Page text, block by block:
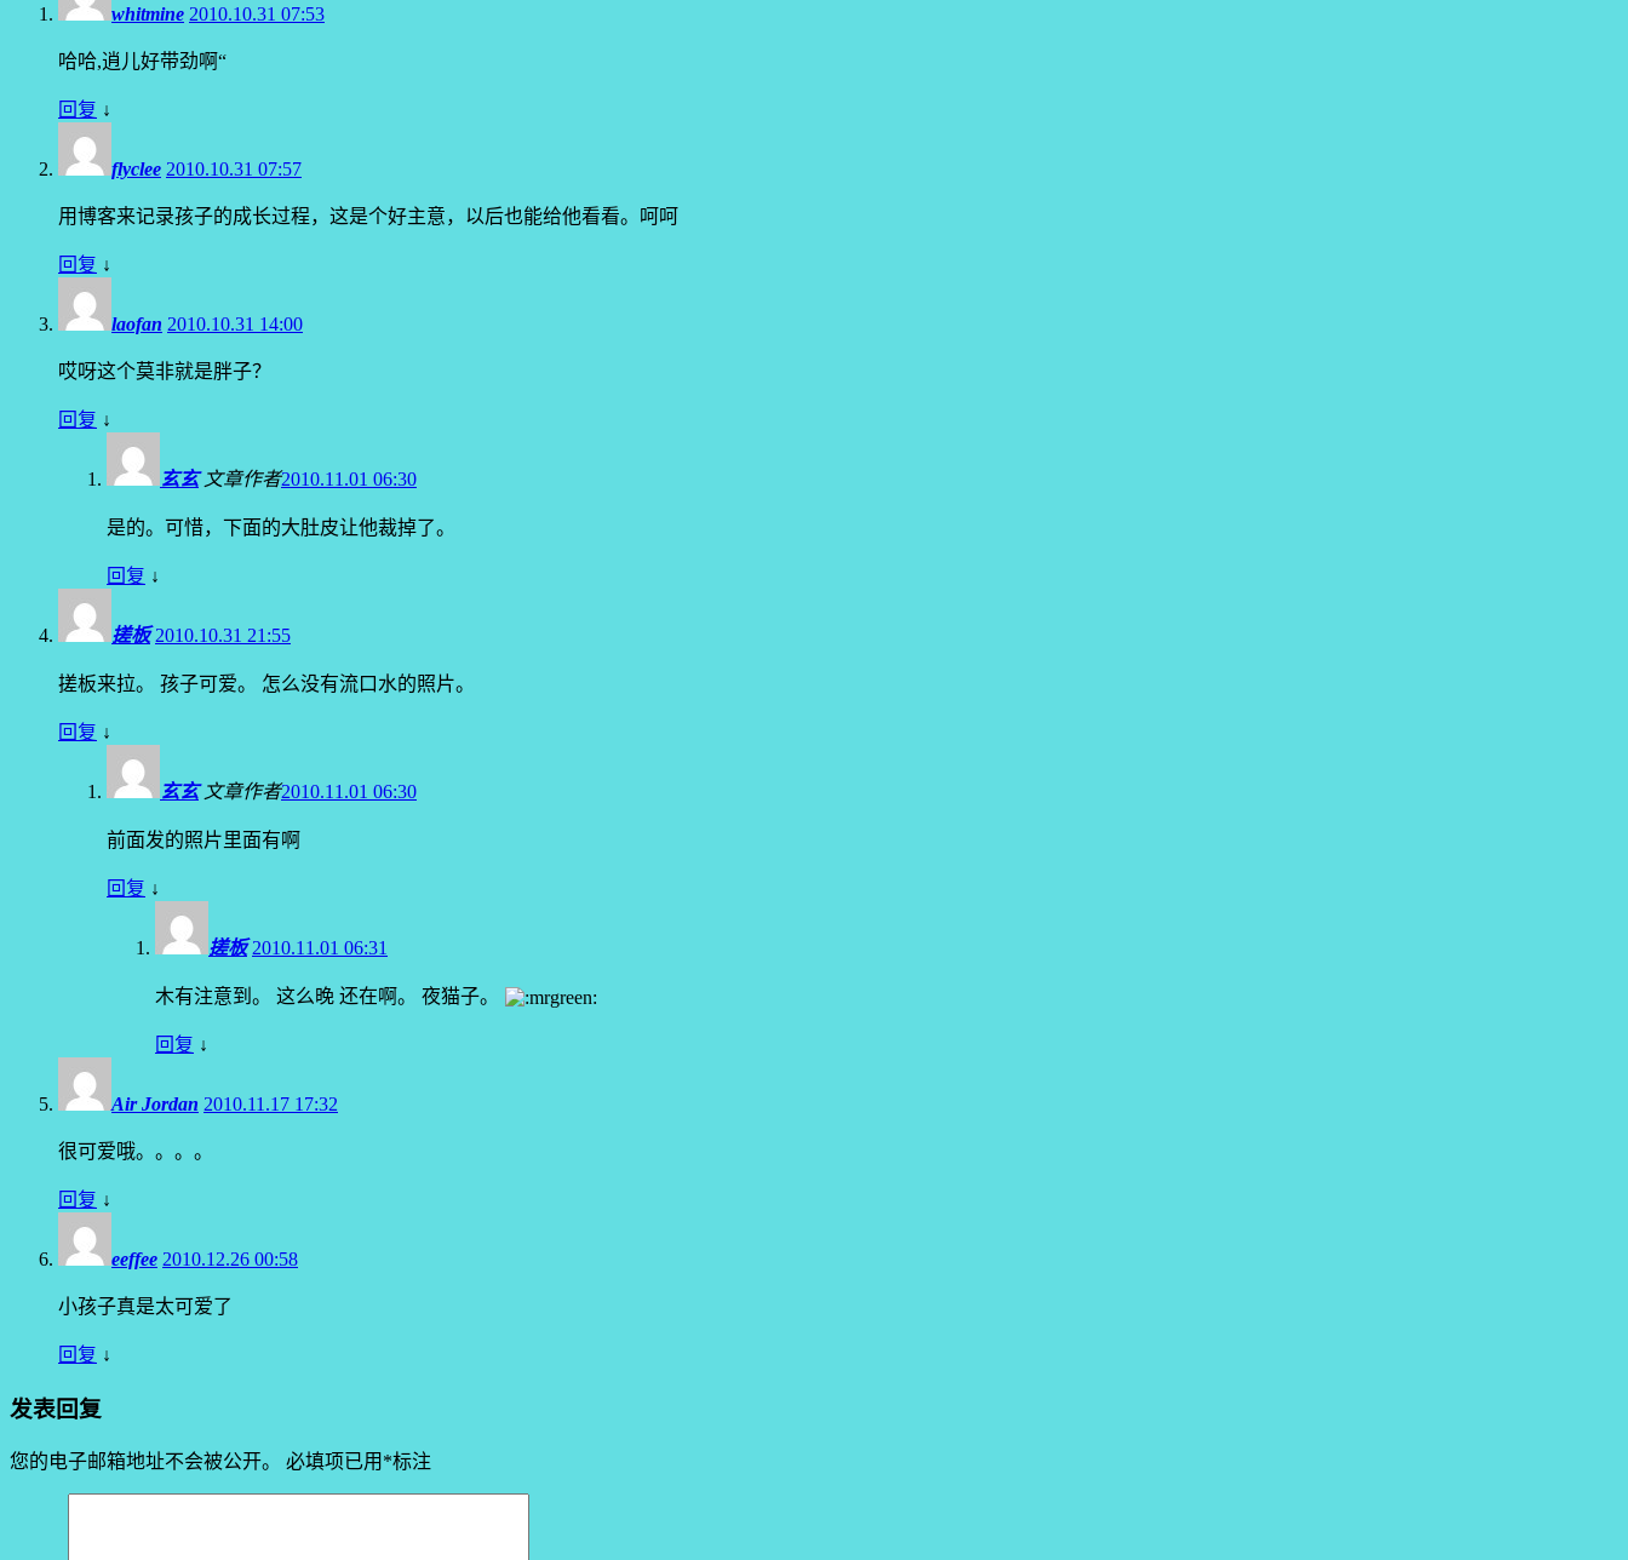
whitmine 2010.10.31 07:53
哈哈,逍儿好带劲啊“
回复 ↓
flyclee 2010.10.31 07:57
用博客来记录孩子的成长过程，这是个好主意，以后也能给他看看。呵呵
回复 ↓
laofan 2010.10.31 14:00
哎呀这个莫非就是胖子？
回复 ↓
玄玄 文章作者2010.11.01 06:30
是的。可惜，下面的大肚皮让他裁掉了。
回复 ↓
搓板 2010.10.31 21:55
搓板来拉。 孩子可爱。 怎么没有流口水的照片。
回复 ↓
玄玄 文章作者2010.11.01 06:30
前面发的照片里面有啊
回复 ↓
搓板 2010.11.01 06:31
木有注意到。 这么晚 还在啊。 夜猫子。
回复 ↓
Air Jordan 2010.11.17 17:32
很可爱哦。。。。
回复 ↓
eeffee 2010.12.26 00:58
小孩子真是太可爱了
回复 ↓
发表回复
您的电子邮箱地址不会被公开。 必填项已用 *标注